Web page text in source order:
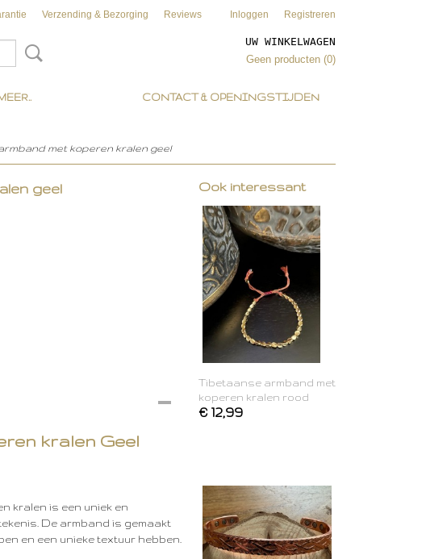
Verzending & Bezorging Reviews Inloggen Registreren
UW WINKELWAGEN
Geen producten (0)
CONTACT & OPENINGSTIJDEN
met koperen kralen geel
geel
kralen Geel
kralen is een uniek en
De armband is gemaakt
en een unieke textuur hebben.
Ook interessant
Tibetaanse armband met
koperen kralen rood
€ 12,99